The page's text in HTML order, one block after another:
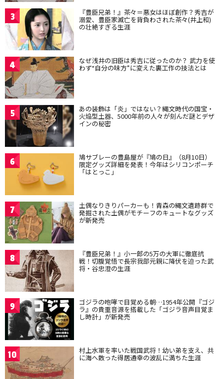
3 『豊臣兄弟！』茶々＝悪女はほぼ創作？秀吉が
溺愛、豊臣家滅亡を背負わされた茶々(井上和)
の壮絶すぎる生涯
4 なぜ浅井の旧臣は秀吉に従ったのか？ 武力を使
わず“自分の味方”に変えた裏工作の技法とは
5 あの装飾は「炎」ではない？縄文時代の国宝・
火焔型土器、5000年前の人々が刻んだ謎とデザ
インの秘密
6 鳩サブレーの豊島屋が『鳩の日』（8月10日）
限定グッズ詳細を発表！今年はシリコンポーチ
「はとっこ」
7 土偶なりきりパーカーも！青森の縄文遺跡群で
発掘された土偶がモチーフのキュートなグッズ
が新発売
8 『豊臣兄弟！』小一郎の5万の大軍に徹底抗
戦！切腹覚悟で長宗我部元親に降伏を迫った武
将・谷忠澄の生涯
9 ゴジラの咆哮で目覚める朝…1954年公開『ゴジ
ラ』の貴重音源を搭載した「ゴジラ音声目覚ま
し時計」が新発売
10 村上水軍を率いた戦国武将！幼い弟を支え、共
に海へ散った得居通幸の波乱に満ちた生涯